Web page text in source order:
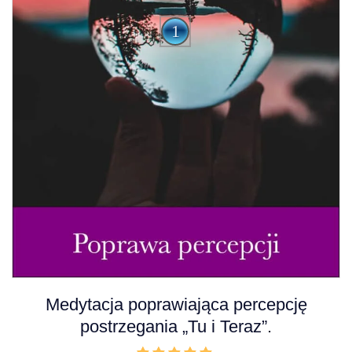
A
u
d
Medytacja poprawiająca percepcję
postrzegania „Tu i Teraz”.